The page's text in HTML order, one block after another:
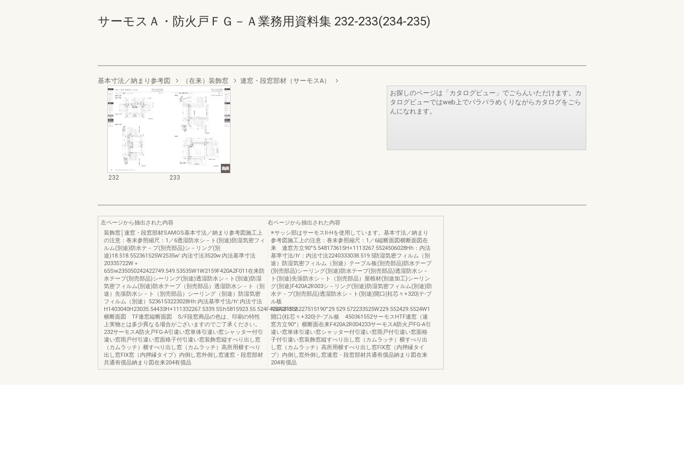
サーモスＡ・防火戸ＦＧ－Ａ業務用資料集 232-233(234-235)
基本寸法／納まり参考図 （在来）装飾窓 連窓・段窓部材（サーモスA）
232 233
お探しのページは「カタログビュー」でごらんいただけます。カ
タログビューではweb上でパラパラめくりながらカタログをごら
んになれます。
左ページから抽出された内容
装飾窓│連窓・段窓部材SAMOS基本寸法／納まり参考図施工上
の注意：巻末参照縮尺：1／6透湿防水シ－ト(別途)防湿気密フィ
ルム(別途)防水テ－プ(別売部品)シ－リング(別
途)18.518.552361525W2535w’:内法寸法3520w:内法基準寸法
20335722W＋
65Sw235050242422749.549.53535W1W2159F420A2F011在来防
水テープ(別売部品)シーリング(別途)透湿防水シ－ト(別途)防湿
気密フィルム(別途)防水テープ（別売部品）透湿防水シ－ト（別
途）先張防水シ－ト（別売部品）シーリング（別途）防湿気密
フィルム（別途）5236153223028Hh:内法基準寸法/h':内法寸法
H1403040H23035.54433H+111332267.5339.5Sh5815923.55.524F420A2F012
横断面図 TF連窓縦断面図 S/F段窓商品の色は、印刷の特性
上実物とは多少異なる場合がございますのでご了承ください。
232サーモスA防火戸FG-A引違い窓単体引違い窓シャッター付引
違い窓雨戸付引違い窓面格子付引違い窓装飾窓縦すべり出し窓
（カムラッチ）横すべり出し窓（カムラッチ）高所用横すべり
出し窓FIX窓（内押縁タイプ）内倒し窓外倒し窓連窓・段窓部材
共通有償品納まり図在来204有償品
右ページから抽出された内容
※サッシ部はサーモスⅡ-Hを使用しています。基本寸法／納まり
参考図施工上の注意：巻末参照縮尺：1／6縦断面図横断面図在
来 連窓方立90°5.548173615H+1113267.5524506028Hh：内法
基準寸法/h'：内法寸法2240333038.519.5防湿気密フィルム（別
途）防湿気密フィルム（別途）テーブル板(別売部品)防水テープ
(別売部品)シーリング(別途)防水テープ(別売部品)透湿防水シ－
ト(別途)先張防水シ－ト（別売部品）屋根材(別途加工)シーリン
グ(別途)F420A2R003シ－リング(別途)防湿気密フィルム(別途)防
水テ－プ(別売部品)透湿防水シ－ト(別途)開口(柱芯々+320)テ-ブ
ル板
450521536227515190°29.529.572233525W229.552429.5524W1
開口(柱芯々+320)テ-ブル板 450361552サーモスHTF連窓（連
窓方立90°）横断面在来F420A2R004233サーモスA防火戸FG-A引
違い窓単体引違い窓シャッター付引違い窓雨戸付引違い窓面格
子付引違い窓装飾窓縦すべり出し窓（カムラッチ）横すべり出
し窓（カムラッチ）高所用横すべり出し窓FIX窓（内押縁タイ
プ）内倒し窓外倒し窓連窓・段窓部材共通有償品納まり図在来
204有償品